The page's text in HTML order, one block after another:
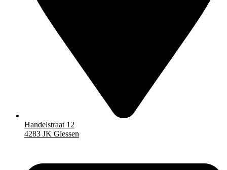
Handelstraat 12
4283 JK Giessen